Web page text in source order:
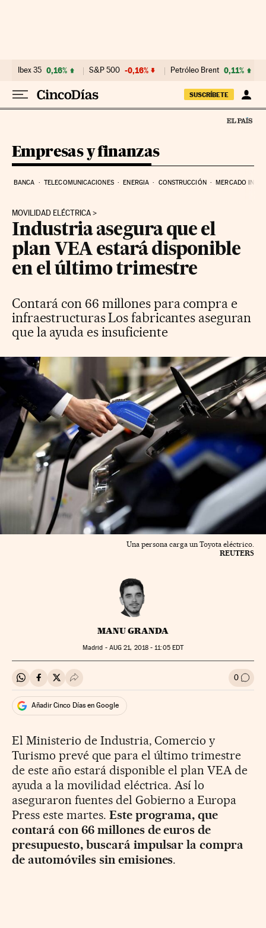
Ibex 35 0,16% S&P 500 -0,16% Petróleo Brent 0,11%
SUSCRÍBETE
Empresas y finanzas
BANCA TELECOMUNICACIONES ENERGIA CONSTRUCCIÓN MERCADO
MOVILIDAD ELÉCTRICA
Industria asegura que el
plan VEA estará disponible
en el último trimestre
Contará con 66 millones para compra e
infraestructuras Los fabricantes aseguran
que la ayuda es insuficiente
Una persona carga un Toyota eléctrico.
REUTERS
MANU GRANDA
Madrid - AUG 21, 2018 - 11:05EDT
Compartir en Whatsapp
Compartir en Facebook
Compartir en Twitter
Desplegar Redes Sociales 0 Ir a
Añadir Cinco Días en Google
El Ministerio de Industria, Comercio y
Turismo prevé que para el último trimestre
de este año estará disponible el plan VEA de
ayuda a la movilidad eléctrica. Así lo
aseguraron fuentes del Gobierno a Europa
Press este martes. Este programa, que
contará con 66 millones de euros de
presupuesto, buscará impulsar la compra
de automóviles sin emisiones.